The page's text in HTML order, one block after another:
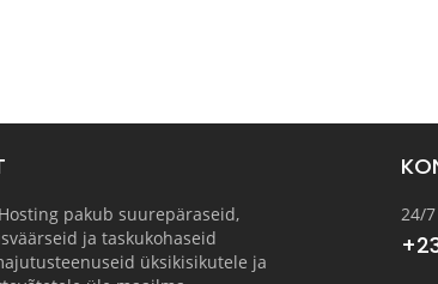
pakub suurepäraseid,
ja taskukohaseid
üksikisikutele ja
24/